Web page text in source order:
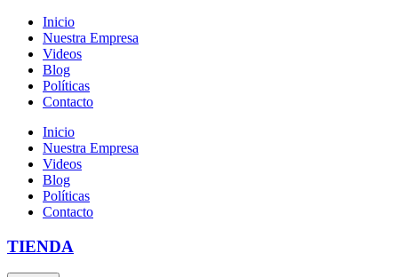
Inicio
Nuestra Empresa
Videos
Blog
Políticas
Contacto
Inicio
Nuestra Empresa
Videos
Blog
Políticas
Contacto
TIENDA